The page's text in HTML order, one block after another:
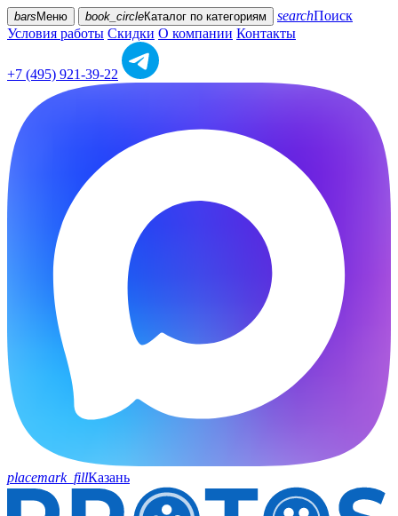
bars Меню book_circleКаталог по категориям searchПоиск
Условия работы Скидки О компании Контакты
+7 (495) 921-39-22
placemark_fillКазань